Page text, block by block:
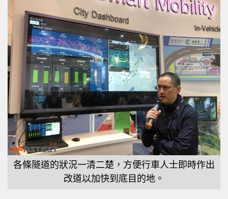
各條隧道的狀況一清二楚，方便行車人士即時作出
改道以加快到底目的地。